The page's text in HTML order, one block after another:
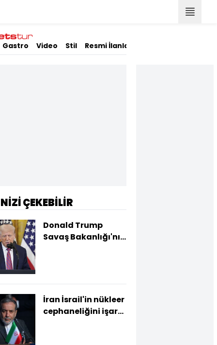
Gastro Video Stil Resmi İlanlar
ÇEKEBİLİR
Donald Trump
Savaş Bakanlığı'nı
İran İsrail'in nükleer
cephaneliğini işaret